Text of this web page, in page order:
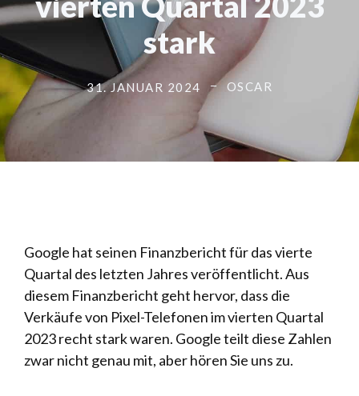
stark
31. JANUAR 2024 OSCAR
Google hat seinen Finanzbericht für das vierte
Quartal des letzten Jahres veröffentlicht. Aus
diesem Finanzbericht geht hervor, dass die
Verkäufe von Pixel-Telefonen im vierten Quartal
2023 recht stark waren. Google teilt diese Zahlen
zwar nicht genau mit, aber hören Sie uns zu.